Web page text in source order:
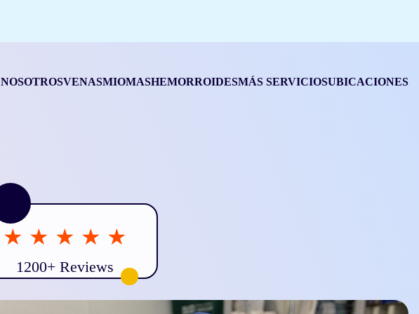
NOSOTROSVENASMIOMASHEMORROIDESMÁS SERVICIOSUBICACIONES